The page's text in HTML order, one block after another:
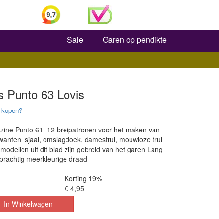
Zoeken
Sale Garen op pendikte
Punto 63 Lovis
Punto 61, 12 breipatronen voor het maken van
sjaal, omslagdoek, damestrui, mouwloze trui
uit dit blad zijn gebreid van het garen Lang
meerkleurige draad.
Korting 19%
€ 4,95